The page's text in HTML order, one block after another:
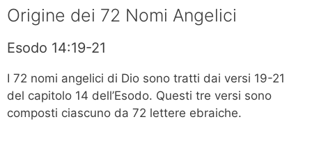
Origine dei 72 Nomi Angelici
Esodo 14:19-21
I 72 nomi angelici di Dio sono tratti dai versi 19-21
del capitolo 14 dell’Esodo. Questi tre versi sono
composti ciascuno da 72 lettere ebraiche.